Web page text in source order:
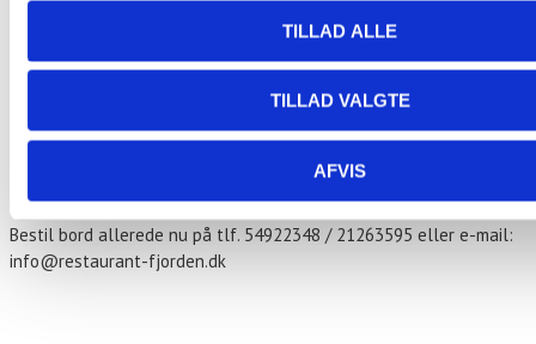
TILLAD ALLE
TILLAD VALGTE
AFVIS
179,- kr. per person.
Persillesovs og hjemmesyntede rødbeder
Bestil bord allerede nu på tlf. 54922348 / 21263595 eller e-mail:
info@restaurant-fjorden.dk